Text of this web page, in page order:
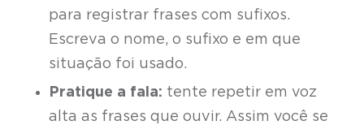
para registrar frases com sufixos.
Escreva o nome, o sufixo e em que
situação foi usado.
Pratique a fala: tente repetir em voz
alta as frases que ouvir. Assim você se